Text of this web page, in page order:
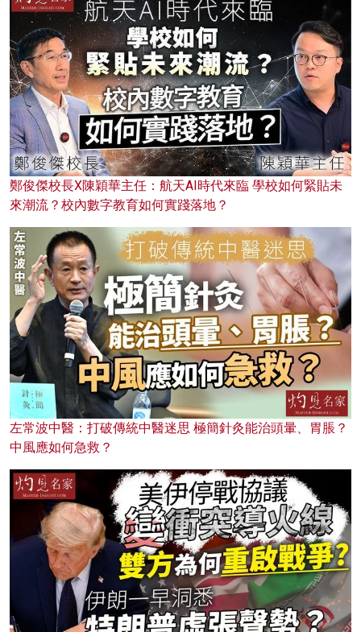
鄭俊傑校長X陳穎華主任：航天AI時代來臨 學校如何緊貼未
來潮流？校內數字教育如何實踐落地？
左常波中醫：打破傳統中醫迷思 極簡針灸能治頭暈、胃脹？
中風應如何急救？